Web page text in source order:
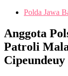
Polda Jawa
Anggota
Patroli